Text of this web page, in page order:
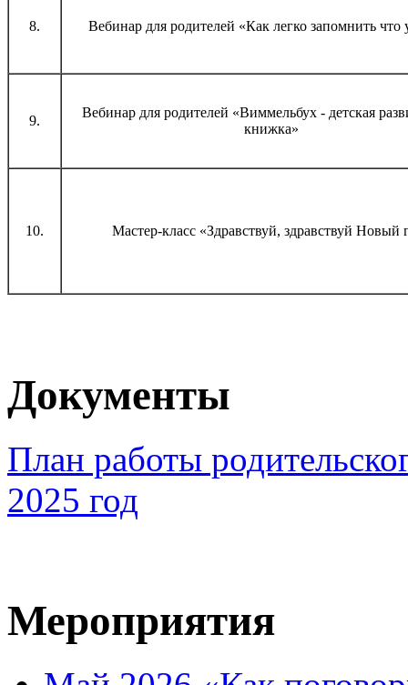
8. Вебинар для родителей «Как легко запомнить что
9.
Вебинар для родителей «Виммельбух - детская
книжка»
10. Мастер-класс «Здравствуй, здравствуй Новый
Документы
План работы
2025 год
Мероприятия